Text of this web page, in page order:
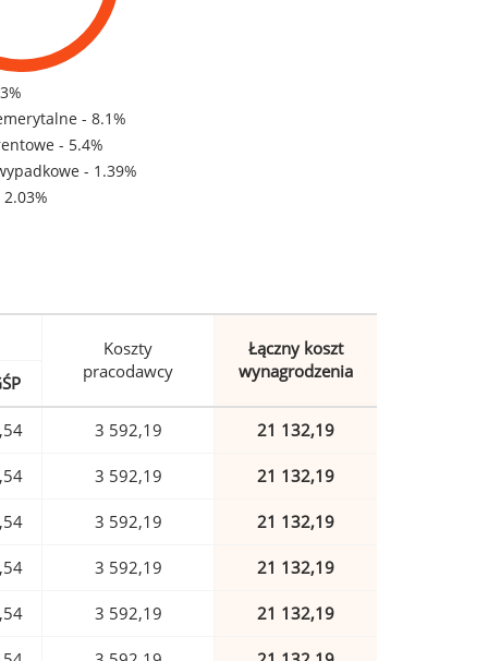
- 8.1%
- 5.4%
- 1.39%
Koszty
pracodawcy
Łączny koszt
wynagrodzenia
3 592,19 21 132,19
3 592,19 21 132,19
3 592,19 21 132,19
3 592,19 21 132,19
3 592,19 21 132,19